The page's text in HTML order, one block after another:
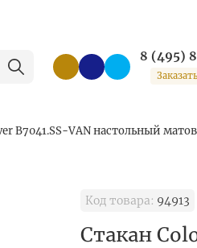
8 (495)
B7041.SS-VAN настольный
Код товара: 94913
Стакан